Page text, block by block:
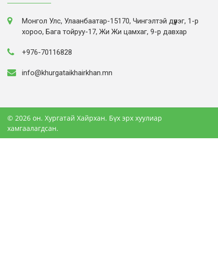
Монгол Улс, Улаанбаатар-15170, Чингэлтэй дүүрэг, 1-р
хороо, Бага тойруу-17, Жи Жи цамхаг, 9-р давхар
+976-70116828
info@khurgataikhairkhan.mn
© 2026 он. Хургатай Хайрхан. Бүх эрх хуулиар
хамгаалагдсан.